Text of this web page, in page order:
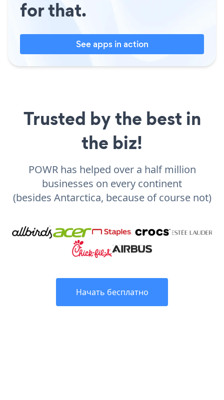
for that.
See apps in action
Trusted by the best in
the biz!
POWR has helped over a half million
businesses on every continent
(besides Antarctica, because of course not)
Начать бесплатно